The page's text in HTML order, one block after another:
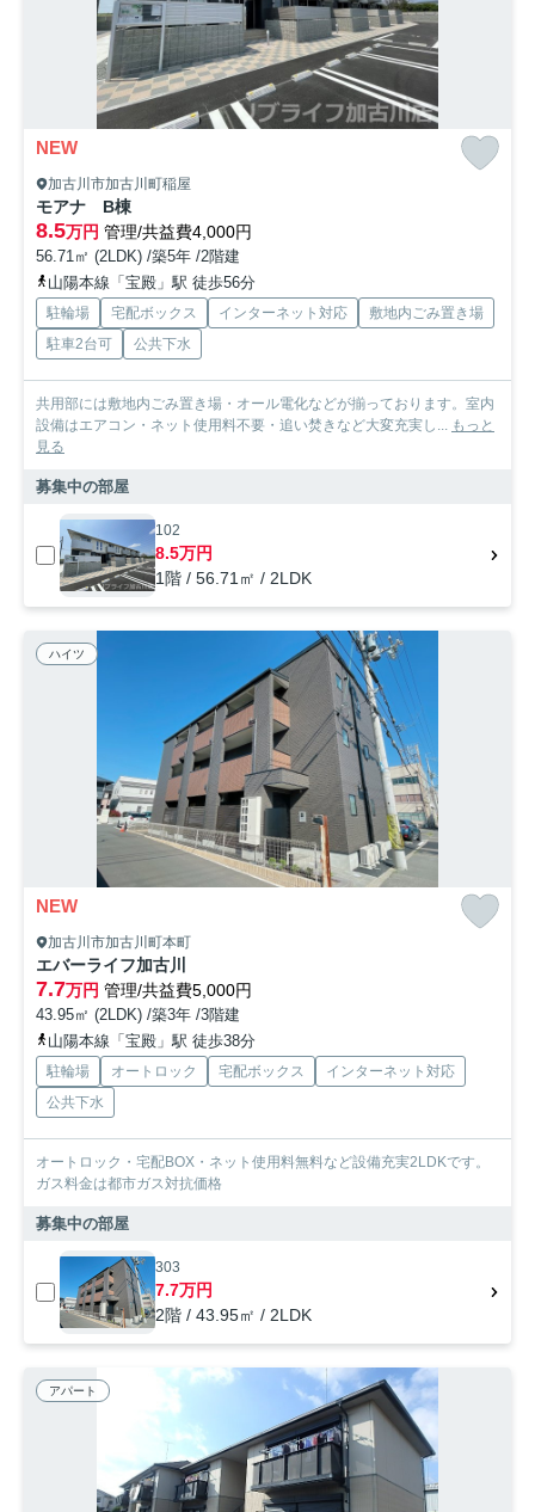
NEW
加古川市加古川町稲屋
モアナ B棟
8.5万円 管理/共益費4,000円
56.71㎡ (2LDK) /築5年 /2階建
山陽本線「宝殿」駅 徒歩56分
駐輪場 宅配ボックス インターネット対応
敷地内ごみ置き場
駐車2台可
公共下水
共用部には敷地内ごみ置き場・オール電化などが揃っております。室内
設備はエアコン・ネット使用料不要・追い焚きなど大変充実し... もっと
見る
募集中の部屋
102
8.5万円
1階 / 56.71㎡ / 2LDK
ハイツ
NEW
加古川市加古川町本町
エバーライフ加古川
7.7万円 管理/共益費5,000円
43.95㎡ (2LDK) /築3年 /3階建
山陽本線「宝殿」駅 徒歩38分
駐輪場 オートロック 宅配ボックス
インターネット対応
公共下水
オートロック・宅配BOX・ネット使用料無料など設備充実2LDKです。
ガス料金は都市ガス対抗価格
募集中の部屋
303
7.7万円
2階 / 43.95㎡ / 2LDK
アパート